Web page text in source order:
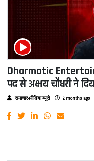
Dharmatic
पद से अक्षय चौधरी ने
समाचार4मीडिया ब्यूरो 2 months ago